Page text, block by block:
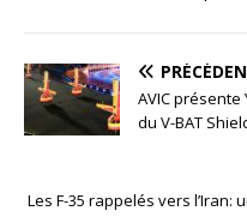
AVIC
du V-BAT
Les F-35 rappelés vers l’Iran: